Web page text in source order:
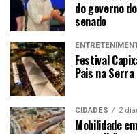
do governo
senado
Festival
Pais na Serra
CIDADES 2
Mobilidade